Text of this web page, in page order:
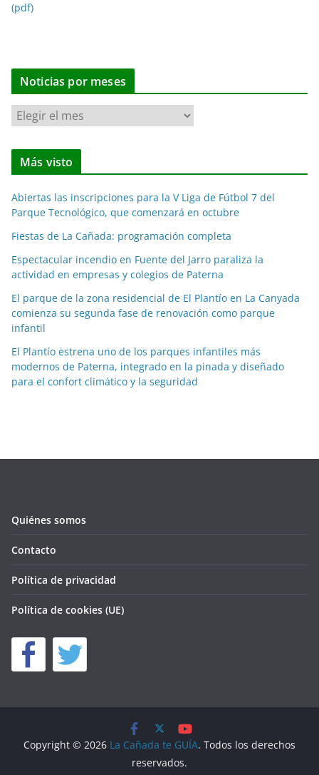
(pdf)
Noticias por meses
N
o
t
i
a
s
p
o
r
m
e
s
e
s
Más visto
Abiertas las inscripciones para la V Liga de Fútbol 7 del
Parque Tecnológico, que comenzará en octubre
Fiestas de La Cañada: programación completa
Espectacular incendio en Fuente del Jarro paraliza la
actividad en empresas y colegios de Paterna
El parque de la zona residencial de El Plantío en La Canyada
comienza su segunda fase de renovación como parque
infantil
El Plantío estrena uno de los parques infantiles más
modernos de Paterna, integrado en la pinada y diseñado
para el confort climático y la seguridad
Quiénes somos
Contacto
Política de privacidad
Política de cookies (UE)
Copyright © 2026 La Cañada te GUÍA. Todos los derechos
reservados.